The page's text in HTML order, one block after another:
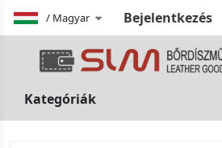
/ Magyar Bejelentkezés
Kategóriák